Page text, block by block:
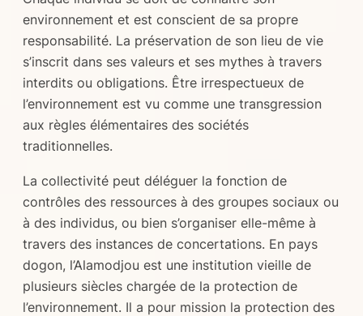
environnement et est conscient de sa propre
responsabilité. La préservation de son lieu de vie
s’inscrit dans ses valeurs et ses mythes à travers
interdits ou obligations. Être irrespectueux de
l’environnement est vu comme une transgression
aux règles élémentaires des sociétés
traditionnelles.
La collectivité peut déléguer la fonction de
contrôles des ressources à des groupes sociaux ou
à des individus, ou bien s’organiser elle-même à
travers des instances de concertations. En pays
dogon, l’Alamodjou est une institution vieille de
plusieurs siècles chargée de la protection de
l’environnement. Il a pour mission la protection des